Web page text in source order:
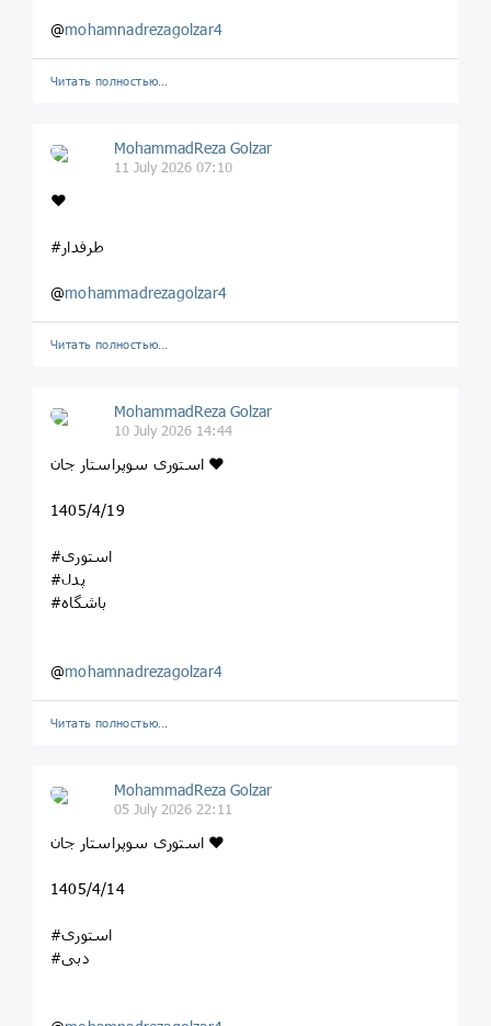
@mohamnadrezagolzar4
Читать полностью…
MohammadReza Golzar
11 July 2026 07:10
❤️
#طرفدار
@mohammadrezagolzar4
Читать полностью…
MohammadReza Golzar
10 July 2026 14:44
استوری سوپراستار جان ❤️
1405/4/19
#استوری
#پدل
#باشگاه
@mohamnadrezagolzar4
Читать полностью…
MohammadReza Golzar
05 July 2026 22:11
استوری سوپراستار جان ❤️
1405/4/14
#استوری
#دبی